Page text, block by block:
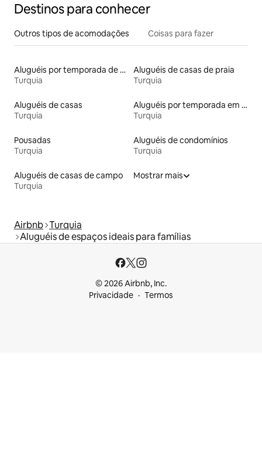
Destinos para conhecer
Outros tipos de acomodações Coisas para fazer
Aluguéis por temporada de acomodações de luxo
Turquia
Aluguéis de casas de praia
Turquia
Aluguéis de casas
Turquia
Aluguéis por temporada em resorts
Turquia
Pousadas
Turquia
Aluguéis de condomínios
Turquia
Aluguéis de casas de campo
Turquia
Mostrar mais
Airbnb Turquia
Aluguéis de espaços ideais para famílias
© 2026 Airbnb, Inc.
Privacidade
Termos